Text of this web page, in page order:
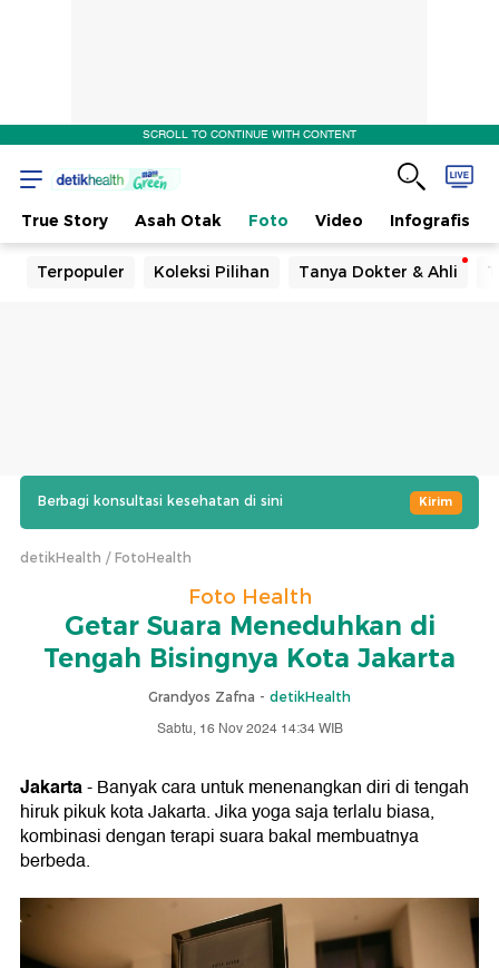
SCROLL TO CONTINUE WITH CONTENT
True Story Asah Otak Foto Video Infografis
Terpopuler Koleksi Pilihan Tanya Dokter & Ahli
Berbagi konsultasi kesehatan di sini Kirim
detikHealth FotoHealth
Foto Health
Getar Suara Meneduhkan di
Tengah Bisingnya Kota Jakarta
Grandyos Zafna - detikHealth
Sabtu, 16 Nov 2024 14:34 WIB
Jakarta- Banyak cara untuk menenangkan diri di tengah
hiruk pikuk kota Jakarta. Jika yoga saja terlalu biasa,
kombinasi dengan terapi suara bakal membuatnya
berbeda.